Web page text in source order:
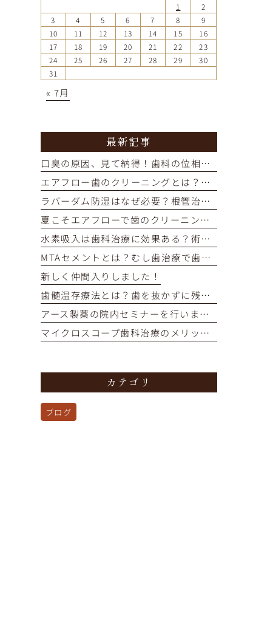
1
2
3
4 5 6 7 8
9
10
11 12 13 14 15
16
17
18 19 20 21 22
23
24
25 26 27 28 29
30
31
« 7月
最新記事
口臭の原因、見て納得！歯科の位相差顕微鏡で口内細菌をチェック
エアフロー歯のクリーニングとは？痛くない・短時間で着色汚れをオフ
ラバーダム防湿はなぜ必要？根管治療の成功率を高める重要な役割
夏こそエアフローで歯のクリーニングを！
水素吸入は歯科治療に効果ある？術後の回復を早めるメカニズム解説
MTAセメントとは？むし歯治療で歯の神経を残す選択肢を解説
新しく仲間入りしました！
歯髄温存療法とは？歯を抜かずに残すための選択肢を解説
アース製薬の院内セミナーを行いました！
マイクロスコープ歯科治療のメリットとは？再治療を防ぎ歯を残す精密治療
カテゴリ
ブログ